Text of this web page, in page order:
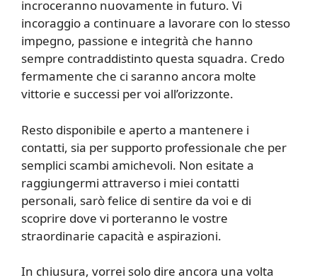
incroceranno nuovamente in futuro. Vi
incoraggio a continuare a lavorare con lo stesso
impegno, passione e integrità che hanno
sempre contraddistinto questa squadra. Credo
fermamente che ci saranno ancora molte
vittorie e successi per voi all’orizzonte.
Resto disponibile e aperto a mantenere i
contatti, sia per supporto professionale che per
semplici scambi amichevoli. Non esitate a
raggiungermi attraverso i miei contatti
personali, sarò felice di sentire da voi e di
scoprire dove vi porteranno le vostre
straordinarie capacità e aspirazioni.
In chiusura, vorrei solo dire ancora una volta